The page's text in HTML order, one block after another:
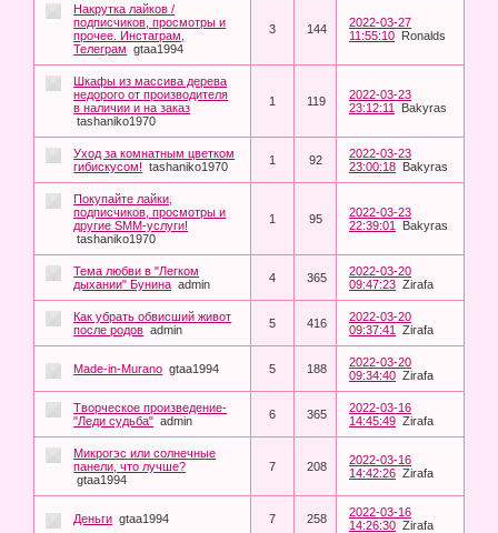
Накрутка лайков /
подписчиков, просмотры и
прочее. Инстаграм,
Телеграм
gtaa1994
3 144
2022-03-27
11:55:10 Ronalds
Шкафы из массива дерева
недорого от производителя
в наличии и на заказ
tashaniko1970
1 119
2022-03-23
23:12:11
Bakyras
Уход за комнатным цветком
гибискусом!
tashaniko1970 1 92
2022-03-23
23:00:18 Bakyras
Покупайте лайки,
подписчиков, просмотры и
другие SMM-услуги!
tashaniko1970
1 95
2022-03-23
22:39:01
Bakyras
Тема любви в "Легком
дыхании" Бунина admin 4 365
2022-03-20
09:47:23 Zirafa
Как убрать обвисший живот
после родов admin 5 416
2022-03-20
09:37:41
Zirafa
Made-in-Murano gtaa1994 5 188
2022-03-20
09:34:40 Zirafa
Творческое произведение-
"Леди судьба" admin 6 365
2022-03-16
14:45:49 Zirafa
Микрогэс или солнечные
панели, что лучше?
gtaa1994
7 208
2022-03-16
14:42:26 Zirafa
Деньги gtaa1994 7 258
2022-03-16
14:26:30 Zirafa